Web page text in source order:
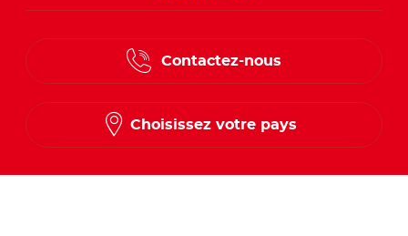
Contactez-nous
Choisissez votre pays